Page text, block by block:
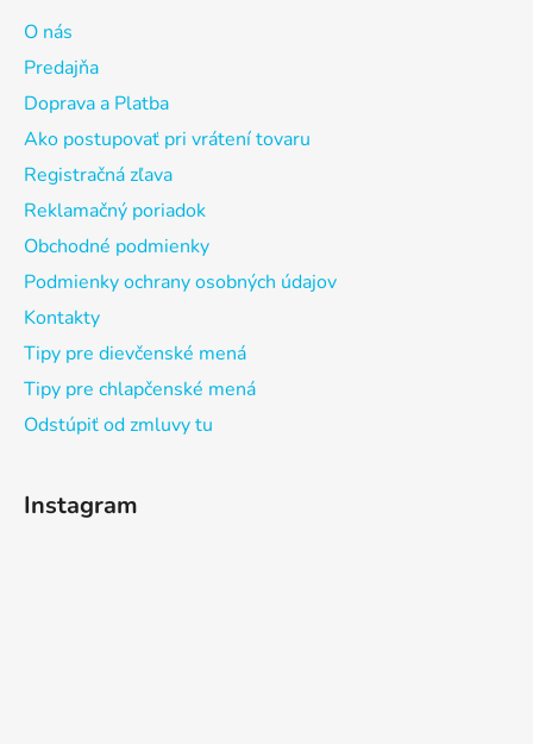
O nás
Predajňa
Doprava a Platba
Ako postupovať pri vrátení tovaru
Registračná zľava
Reklamačný poriadok
Obchodné podmienky
Podmienky ochrany osobných údajov
Kontakty
Tipy pre dievčenské mená
Tipy pre chlapčenské mená
Odstúpiť od zmluvy tu
Instagram